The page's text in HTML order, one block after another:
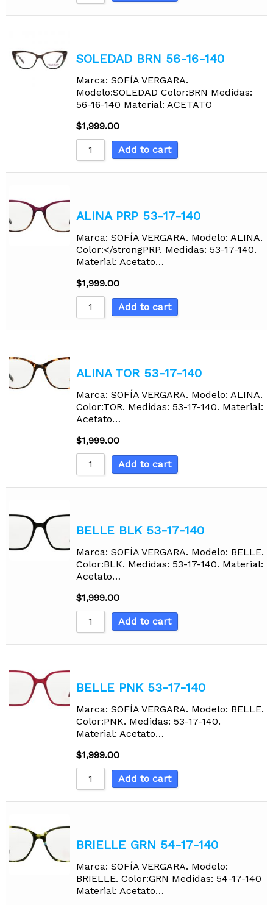
SOLEDAD BRN 56-16-140
Marca: SOFÍA VERGARA.
Modelo:SOLEDAD Color:BRN Medidas:
56-16-140 Material: ACETATO
$1,999.00
Add to cart
ALINA PRP 53-17-140
Marca: SOFÍA VERGARA. Modelo: ALINA.
Color:</strongPRP. Medidas: 53-17-140.
Material: Acetato…
$1,999.00
Add to cart
ALINA TOR 53-17-140
Marca: SOFÍA VERGARA. Modelo: ALINA.
Color:TOR. Medidas: 53-17-140. Material:
Acetato…
$1,999.00
Add to cart
BELLE BLK 53-17-140
Marca: SOFÍA VERGARA. Modelo: BELLE.
Color:BLK. Medidas: 53-17-140. Material:
Acetato…
$1,999.00
Add to cart
BELLE PNK 53-17-140
Marca: SOFÍA VERGARA. Modelo: BELLE.
Color:PNK. Medidas: 53-17-140.
Material: Acetato…
$1,999.00
Add to cart
BRIELLE GRN 54-17-140
Marca: SOFÍA VERGARA. Modelo:
BRIELLE. Color:GRN Medidas: 54-17-140
Material: Acetato…